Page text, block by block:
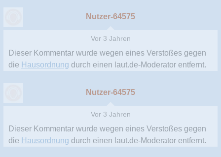
Nutzer-64575
Vor 3 Jahren
Dieser Kommentar wurde wegen eines Verstoßes gegen
die Hausordnung durch einen laut.de-Moderator entfernt.
Nutzer-64575
Vor 3 Jahren
Dieser Kommentar wurde wegen eines Verstoßes gegen
die Hausordnung durch einen laut.de-Moderator entfernt.